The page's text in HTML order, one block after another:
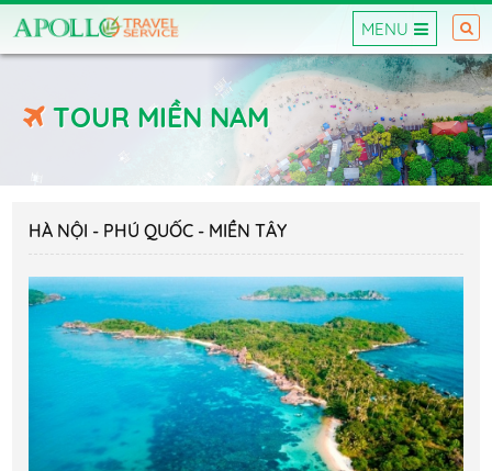
MENU
TOUR MIỀN NAM
HÀ NỘI - PHÚ QUỐC - MIỀN TÂY